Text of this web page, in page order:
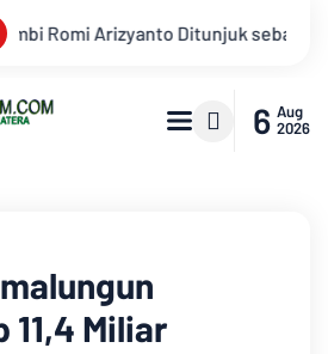
Mengabdi di Tanah Kelahiran
6 Aug
2026
11,4 Miliar